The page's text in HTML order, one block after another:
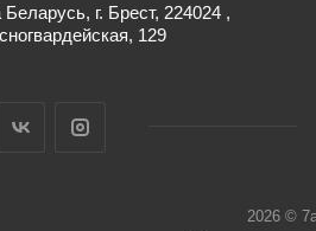
г. Брест, 224024 ,
129
2026 ©